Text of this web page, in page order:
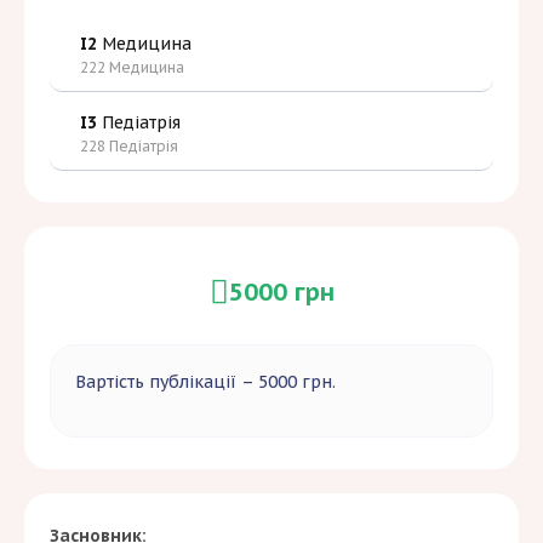
I2 Медицина
222 Медицина
I3 Педіатрія
228 Педіатрія
Засновник:
5000 грн
Вартість публікації – 5000 грн.